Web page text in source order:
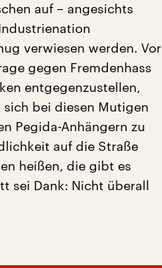
auf – angesichts
verwiesen werden. Vor
gegen Fremdenhass
entgegenzustellen,
bei diesen Mutigen
Pegida-Anhängern zu
auf die Straße
heißen, die gibt es
sei Dank: Nicht überall